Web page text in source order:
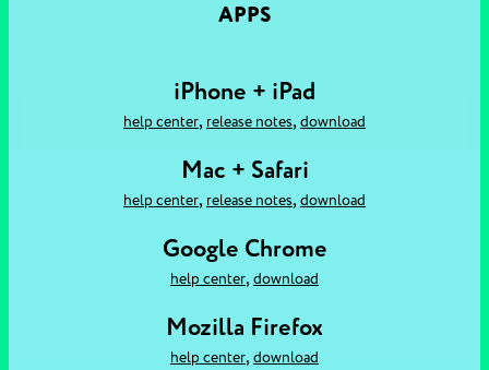
APPS
iPhone + iPad
help center, release notes, download
Mac + Safari
help center, release notes, download
Google Chrome
help center, download
Mozilla Firefox
help center, download